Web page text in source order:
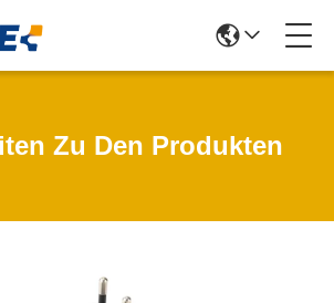
Zu Den Produkten